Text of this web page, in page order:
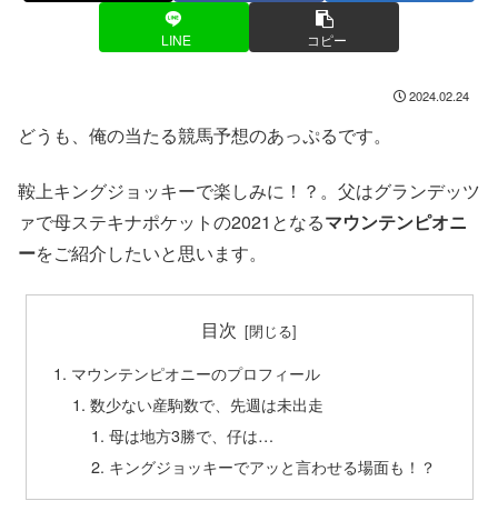
LINE コピー
2024.02.24
どうも、俺の当たる競馬予想のあっぷるです。
鞍上キングジョッキーで楽しみに！？。父はグランデッツ
ァで母ステキナポケットの2021となるマウンテンピオニ
ーをご紹介したいと思います。
目次
マウンテンピオニーのプロフィール
数少ない産駒数で、先週は未出走
母は地方3勝で、仔は…
キングジョッキーでアッと言わせる場面も！？